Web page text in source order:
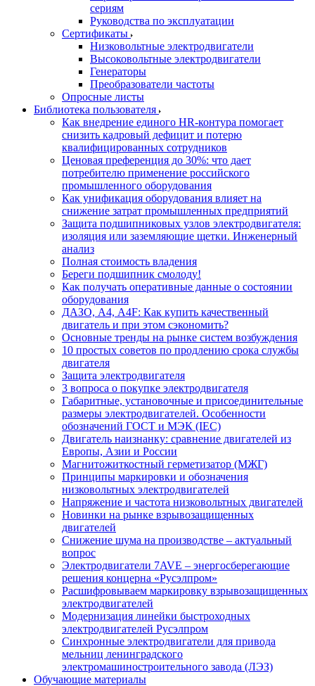
сериям
Руководства по эксплуатации
Сертификаты
Низковольтные электродвигатели
Высоковольтные электродвигатели
Генераторы
Преобразователи частоты
Опросные листы
Библиотека пользователя
Как внедрение единого HR-контура помогает
снизить кадровый дефицит и потерю
квалифицированных сотрудников
Ценовая преференция до 30%: что дает
потребителю применение российского
промышленного оборудования
Как унификация оборудования влияет на
снижение затрат промышленных предприятий
Защита подшипниковых узлов электродвигателя:
изоляция или заземляющие щетки. Инженерный
анализ
Полная стоимость владения
Береги подшипник смолоду!
Как получать оперативные данные о состоянии
оборудования
ДАЗО, А4, А4F: Как купить качественный
двигатель и при этом сэкономить?
Основные тренды на рынке систем возбуждения
10 простых советов по продлению срока службы
двигателя
Защита электродвигателя
3 вопроса о покупке электродвигателя
Габаритные, установочные и присоединительные
размеры электродвигателей. Особенности
обозначений ГОСТ и МЭК (IEC)
Двигатель наизнанку: сравнение двигателей из
Европы, Азии и России
Магнитожиткостный герметизатор (МЖГ)
Принципы маркировки и обозначения
низковольтных электродвигателей
Напряжение и частота низковольтных двигателей
Новинки на рынке взрывозащищенных
двигателей
Снижение шума на производстве – актуальный
вопрос
Электродвигатели 7AVE – энергосберегающие
решения концерна «Русэлпром»
Расшифровываем маркировку взрывозащищенных
электродвигателей
Модернизация линейки быстроходных
электродвигателей Русэлпром
Синхронные электродвигатели для привода
мельниц ленинградского
электромашиностроительного завода (ЛЭЗ)
Обучающие материалы